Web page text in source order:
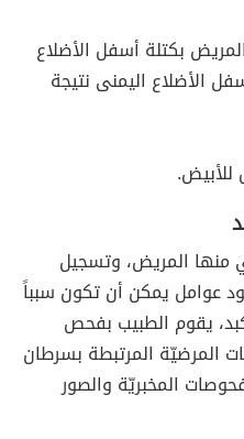
بكتلة أسفل الأضلاع
الأضلاع اليمنى نتيجة
للأبيض.
منها المريض، وتسجيل
عوامل يمكن أن تكون سبباً
يقوم الطبيب بفحص
المرضيّة المرتبطة بسرطان
المخبريّة والصور